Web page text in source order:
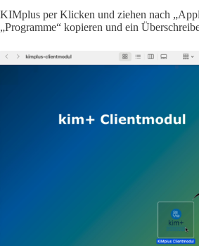
KIMplus per Klicken und ziehen nach
„Programme“ kopieren und ein